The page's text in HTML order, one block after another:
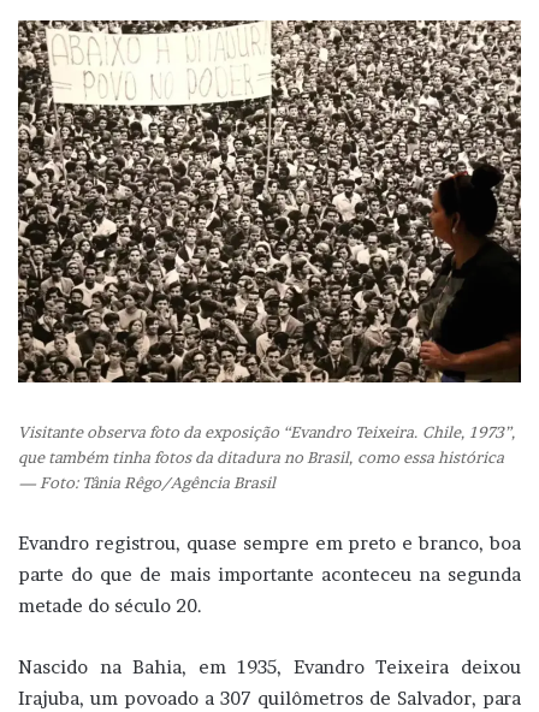
Visitante observa foto da exposição “Evandro Teixeira. Chile, 1973”,
que também tinha fotos da ditadura no Brasil, como essa histórica
— Foto: Tânia Rêgo/Agência Brasil
Evandro registrou, quase sempre em preto e branco, boa
parte do que de mais importante aconteceu na segunda
metade do século 20.
Nascido na Bahia, em 1935, Evandro Teixeira deixou
Irajuba, um povoado a 307 quilômetros de Salvador, para